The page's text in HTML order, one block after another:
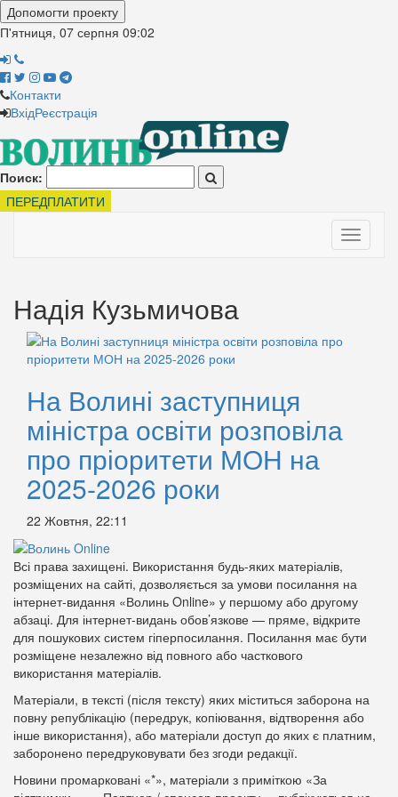
Допомогти проекту
П'ятниця, 07 серпня 09:02
Контакти
ВхідРеєстрація
Поиск:
ПЕРЕДПЛАТИТИ
Toggle
Надія Кузьмичова
На Волині заступниця
міністра освіти розповіла
про пріоритети МОН на
2025-2026 роки
22 Жовтня, 22:11
Всі права захищені. Використання будь-яких матеріалів,
розміщених на сайті, дозволяється за умови посилання на
інтернет-видання «Волинь Online» у першому або другому
абзаці. Для інтернет-видань обов’язкове — пряме, відкрите
для пошукових систем гіперпосилання. Посилання має бути
розміщене незалежно від повного або часткового
використання матеріалів.
Матеріали, в тексті (після тексту) яких міститься заборона на
повну републікацію (передрук, копіювання, відтворення або
інше використання), або матеріали доступ до яких є платним,
заборонено передруковувати без згоди редакції.
Новини промарковані «*», матеріали з приміткою «За